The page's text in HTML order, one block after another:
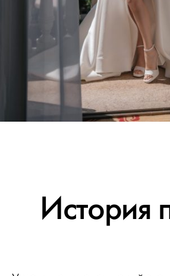
История